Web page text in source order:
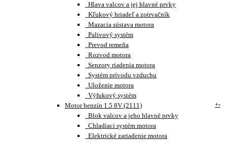
Hlava valcov a jej hlavné prvky
Kľukový hriadeľ a zotrvačník
Mazacia sústava motora
Palivový systém
Prevod remeňa
Rozvod motora
Senzory riadenia motora
Systém prívodu vzduchu
Uloženie motora
Výfukový systém
Motor benzín 1.5 8V (2111)
+-
Blok valcov a jeho hlavné prvky
Chladiaci systém motora
Elektrické zariadenie motora